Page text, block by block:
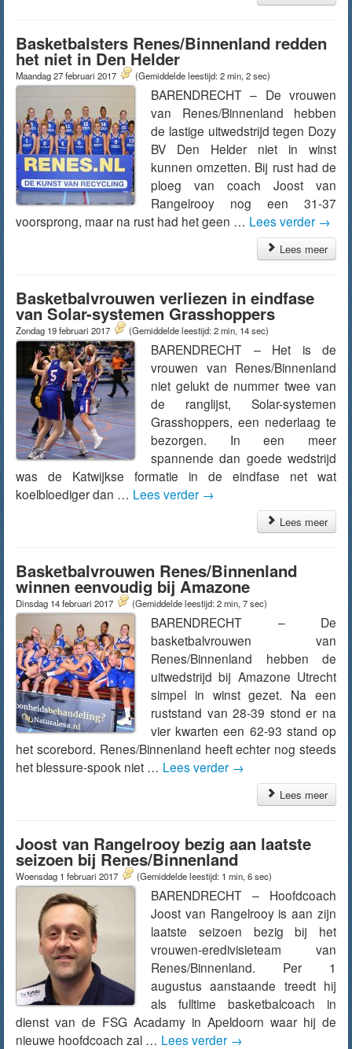
Basketbalsters Renes/Binnenland redden
het niet in Den Helder
Maandag 27 februari 2017 (Gemiddelde leestijd: 2 min, 2 sec)
BARENDRECHT – De vrouwen
van Renes/Binnenland hebben
de lastige uitwedstrijd tegen Dozy
BV Den Helder niet in winst
kunnen omzetten. Bij rust had de
ploeg van coach Joost van
Rangelrooy nog een 31-37
voorsprong, maar na rust had het geen … Lees verder →
Lees meer
Basketbalvrouwen verliezen in eindfase
van Solar-systemen Grasshoppers
Zondag 19 februari 2017 (Gemiddelde leestijd: 2 min, 14 sec)
BARENDRECHT – Het is de
vrouwen van Renes/Binnenland
niet gelukt de nummer twee van
de ranglijst, Solar-systemen
Grasshoppers, een nederlaag te
bezorgen. In een meer
spannende dan goede wedstrijd
was de Katwijkse formatie in de eindfase net wat
koelbloediger dan … Lees verder →
Lees meer
Basketbalvrouwen Renes/Binnenland
winnen eenvoudig bij Amazone
Dinsdag 14 februari 2017 (Gemiddelde leestijd: 2 min, 7 sec)
BARENDRECHT – De
basketbalvrouwen van
Renes/Binnenland hebben de
uitwedstrijd bij Amazone Utrecht
simpel in winst gezet. Na een
ruststand van 28-39 stond er na
vier kwarten een 62-93 stand op
het scorebord. Renes/Binnenland heeft echter nog steeds
het blessure-spook niet … Lees verder →
Lees meer
Joost van Rangelrooy bezig aan laatste
seizoen bij Renes/Binnenland
Woensdag 1 februari 2017 (Gemiddelde leestijd: 1 min, 6 sec)
BARENDRECHT – Hoofdcoach
Joost van Rangelrooy is aan zijn
laatste seizoen bezig bij het
vrouwen-eredivisieteam van
Renes/Binnenland. Per 1
augustus aanstaande treedt hij
als fulltime basketbalcoach in
dienst van de FSG Acadamy in Apeldoorn waar hij de
nieuwe hoofdcoach zal … Lees verder →